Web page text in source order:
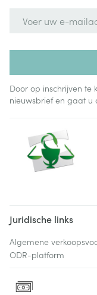
Door op inschrijven te
nieuwsbrief en gaat u
Juridische links
Algemene
ODR-platform